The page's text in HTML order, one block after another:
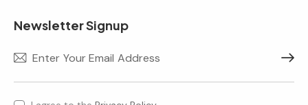
Newsletter Signup